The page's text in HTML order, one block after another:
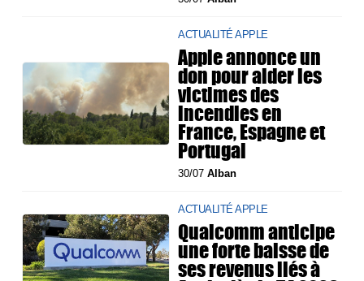
ACTUALITÉ APPLE
Apple annonce un
don pour aider les
victimes des
incendies en
France, Espagne et
Portugal
30/07Alban
ACTUALITÉ APPLE
Qualcomm anticipe
une forte baisse de
ses revenus liés à